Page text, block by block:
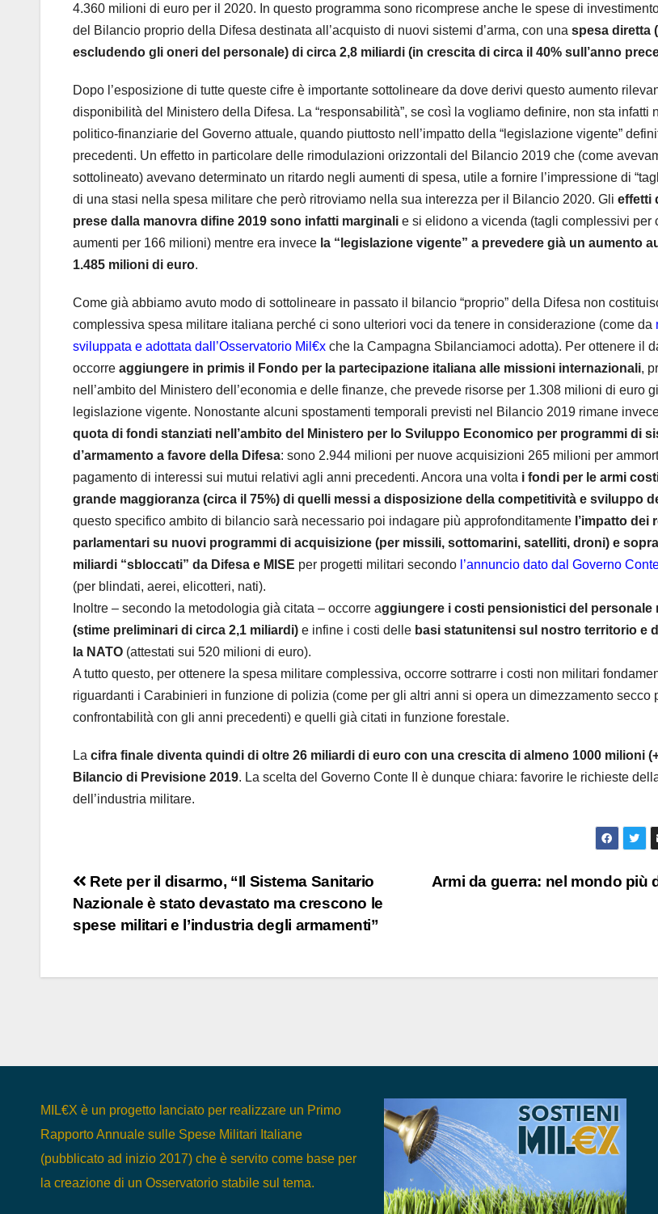
4.360 milioni di euro per il 2020. In questo programma sono ricomprese anche le spese di
del Bilancio proprio della Difesa destinata all’acquisto di nuovi sistemi d’arma, con una spesa diretta
escludendo gli oneri del personale) di circa 2,8 miliardi (in crescita di circa il 40% sull’anno
Dopo l’esposizione di tutte queste cifre è importante sottolineare da dove derivi questo aumento
disponibilità del Ministero della Difesa. La “responsabilità”, se così la vogliamo definire, non sta infatti
politico-finanziarie del Governo attuale, quando piuttosto nell’impatto della “legislazione vigente”
precedenti. Un effetto in particolare delle rimodulazioni orizzontali del Bilancio 2019 che (come
sottolineato) avevano determinato un ritardo negli aumenti di spesa, utile a fornire l’impressione di
di una stasi nella spesa militare che però ritroviamo nella sua interezza per il Bilancio 2020. Gli effetti
prese dalla manovra difine 2019 sono infatti marginali e si elidono a vicenda (tagli complessivi per
aumenti per 166 milioni) mentre era invece la “legislazione vigente” a prevedere già un aumento
1.485 milioni di euro.
Come già abbiamo avuto modo di sottolineare in passato il bilancio “proprio” della Difesa non
complessiva spesa militare italiana perché ci sono ulteriori voci da tenere in considerazione (come da
sviluppata e adottata dall’Osservatorio Mil€x che la Campagna Sbilanciamoci adotta). Per ottenere il
occorre aggiungere in primis il Fondo per la partecipazione italiana alle missioni internazionali,
nell’ambito del Ministero dell’economia e delle finanze, che prevede risorse per 1.308 milioni di euro
legislazione vigente. Nonostante alcuni spostamenti temporali previsti nel Bilancio 2019 rimane
quota di fondi stanziati nell’ambito del Ministero per lo Sviluppo Economico per programmi di
d’armamento a favore della Difesa: sono 2.944 milioni per nuove acquisizioni 265 milioni per
pagamento di interessi sui mutui relativi agli anni precedenti. Ancora una volta i fondi per le armi
grande maggioranza (circa il 75%) di quelli messi a disposizione della competitività e sviluppo
questo specifico ambito di bilancio sarà necessario poi indagare più approfonditamente l’impatto dei
parlamentari su nuovi programmi di acquisizione (per missili, sottomarini, satelliti, droni) e
miliardi “sbloccati” da Difesa e MISE per progetti militari secondo l’annuncio dato dal Governo
(per blindati, aerei, elicotteri, nati).
Inoltre – secondo la metodologia già citata – occorre aggiungere i costi pensionistici del personale
(stime preliminari di circa 2,1 miliardi) e infine i costi delle basi statunitensi sul nostro territorio e
la NATO (attestati sui 520 milioni di euro).
A tutto questo, per ottenere la spesa militare complessiva, occorre sottrarre i costi non militari
riguardanti i Carabinieri in funzione di polizia (come per gli altri anni si opera un dimezzamento secco
confrontabilità con gli anni precedenti) e quelli già citati in funzione forestale.
La cifra finale diventa quindi di oltre 26 miliardi di euro con una crescita di almeno 1000 milioni
Bilancio di Previsione 2019. La scelta del Governo Conte II è dunque chiara: favorire le richieste
dell’industria militare.
Navigazione
articoli
Armi da guerra: nel mondo più
Rete per il disarmo, “Il Sistema Sanitario
Nazionale è stato devastato ma crescono le
spese militari e l’industria degli armamenti”
MIL€X è un progetto lanciato per realizzare un Primo
Rapporto Annuale sulle Spese Militari Italiane
(pubblicato ad inizio 2017) che è servito come base per
la creazione di un Osservatorio stabile sul tema.